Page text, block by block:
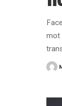
mot